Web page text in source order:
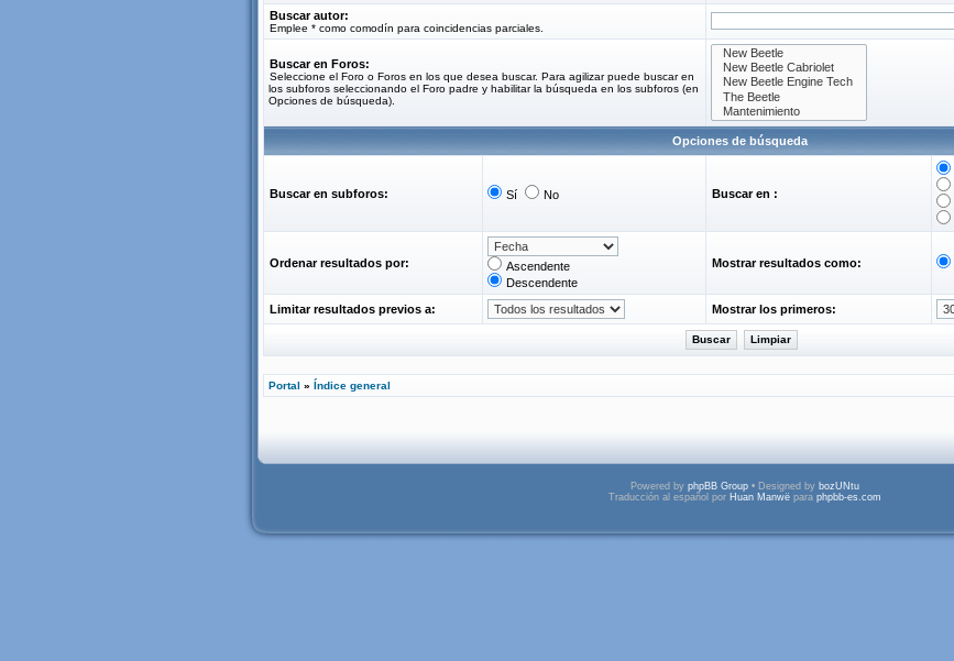
Buscar autor:
Emplee * como comodín para coincidencias parciales.
Buscar en Foros:
Seleccione el Foro o Foros en los que desea buscar. Para agilizar puede buscar en
los subforos seleccionando el Foro padre y habilitar la búsqueda en los subforos (en
Opciones de búsqueda).
Opciones de búsqueda
Buscar en subforos: Sí No Buscar en :
Ordenar resultados por:
Ascendente
Descendente
Mostrar resultados como:
Limitar resultados previos a: Mostrar los primeros:
Portal » Índice general
Powered by phpBB Group • Designed by bozUNtu
Traducción al español por Huan Manwë para phpbb-es.com